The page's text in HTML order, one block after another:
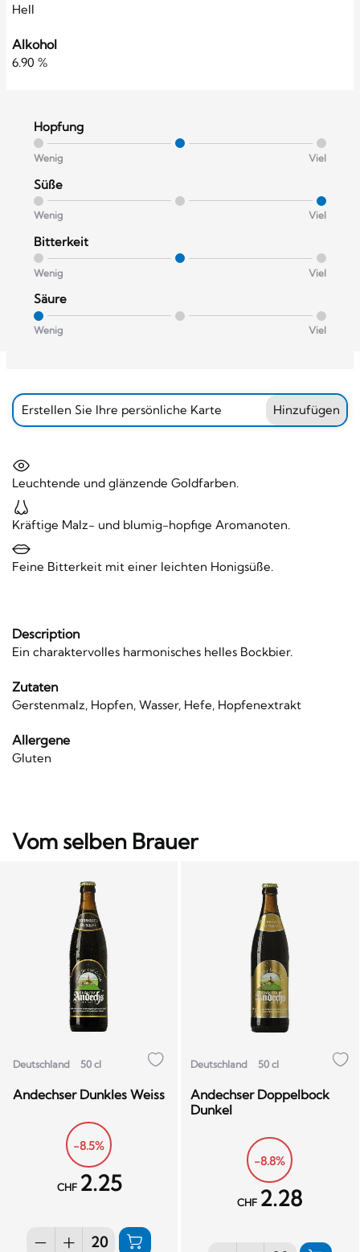
Hell
Alkohol
6.90 %
Hopfung
Wenig Viel
Süße
Wenig Viel
Bitterkeit
Wenig Viel
Säure
Wenig Viel
Erstellen Sie Ihre persönliche Karte Hinzufügen
Leuchtende und glänzende Goldfarben.
Kräftige Malz- und blumig-hopfige Aromanoten.
Feine Bitterkeit mit einer leichten Honigsüße.
Description
Ein charaktervolles harmonisches helles Bockbier.
Zutaten
Gerstenmalz, Hopfen, Wasser, Hefe, Hopfenextrakt
Allergene
Gluten
Vom selben Brauer
Deutschland 50 cl
Andechser Dunkles Weiss
-8.5%
CHF 2.25
Deutschland 50 cl
Andechser Doppelbock
Dunkel
-8.8%
CHF 2.28